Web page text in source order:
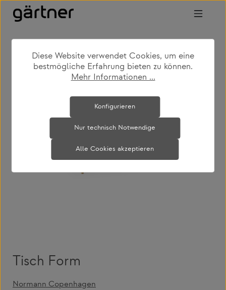
Zum Hauptinhalt springen
shop produkte wohnen esstische
Bildergalerie überspringen
Tisch Form
Normann Copenhagen
Diese Website verwendet Cookies, um eine
bestmögliche Erfahrung bieten zu können.
Mehr Informationen ...
Nur technisch Notwendige
Konfigurieren
Alle Cookies akzeptieren